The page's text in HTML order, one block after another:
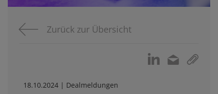
Zurück zur Übersicht
18.10.2024 | Dealmeldungen